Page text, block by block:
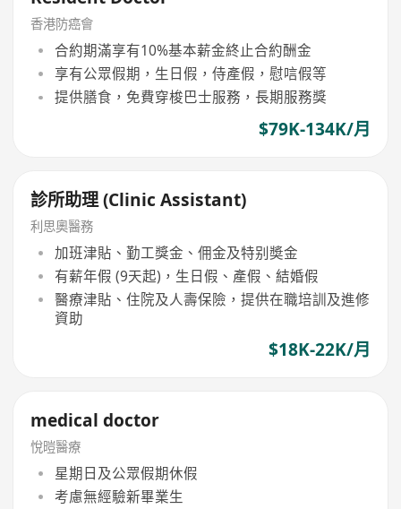
香港防癌會
合約期滿享有10%基本薪金終止合約酬金
享有公眾假期，生日假，侍產假，慰唁假等
提供膳食，免費穿梭巴士服務，長期服務獎
$79K-134K/月
診所助理 (Clinic Assistant)
利思奧醫務
加班津貼、勤工獎金、佣金及特别奬金
有薪年假 (9天起)，生日假、產假、結婚假
醫療津貼、住院及人壽保險，提供在職培訓及進修
資助
$18K-22K/月
medical doctor
悅暟醫療
星期日及公眾假期休假
考慮無經驗新畢業生